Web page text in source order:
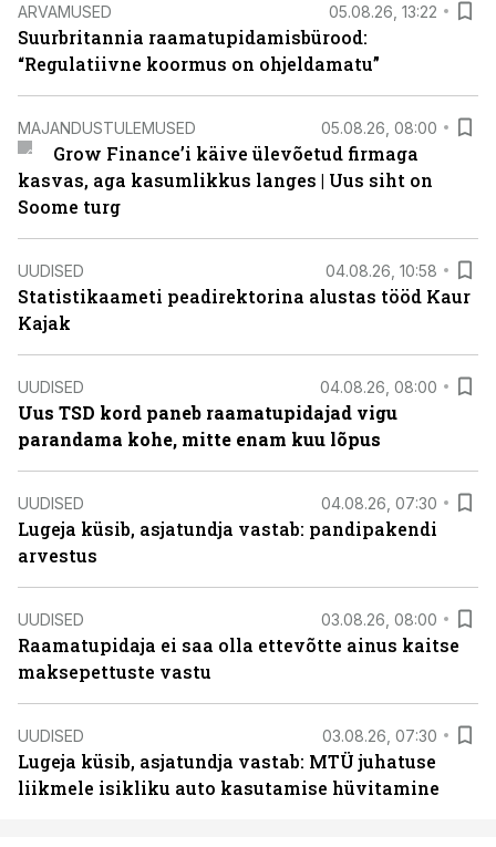
ARVAMUSED 05.08.26, 13:22
Suurbritannia raamatupidamisbürood:
“Regulatiivne koormus on ohjeldamatu”
MAJANDUSTULEMUSED 05.08.26, 08:00
Grow Finance’i käive ülevõetud firmaga
kasvas, aga kasumlikkus langes | Uus siht on
Soome turg
UUDISED 04.08.26, 10:58
Statistikaameti peadirektorina alustas tööd Kaur
Kajak
UUDISED 04.08.26, 08:00
Uus TSD kord paneb raamatupidajad vigu
parandama kohe, mitte enam kuu lõpus
UUDISED 04.08.26, 07:30
Lugeja küsib, asjatundja vastab: pandipakendi
arvestus
UUDISED 03.08.26, 08:00
Raamatupidaja ei saa olla ettevõtte ainus kaitse
maksepettuste vastu
UUDISED 03.08.26, 07:30
Lugeja küsib, asjatundja vastab: MTÜ juhatuse
liikmele isikliku auto kasutamise hüvitamine